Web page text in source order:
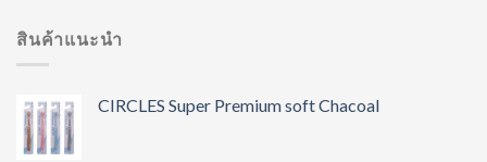
สินค้าแนะนำ
CIRCLES Super Premium soft Chacoal